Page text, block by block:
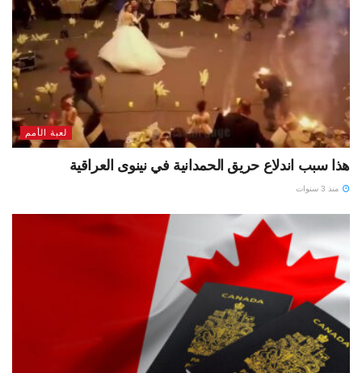
لعبة الأمم
هذا سبب اندلاع حريق الحمدانية في نينوى العراقية
منذ 3 سنوات